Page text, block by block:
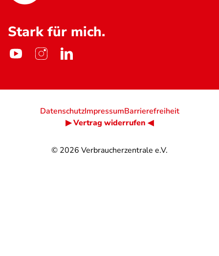
Stark für mich.
© 2026 Verbraucherzentrale e.V.
DatenschutzImpressumBarrierefreiheit
▶ Vertrag widerrufen ◀